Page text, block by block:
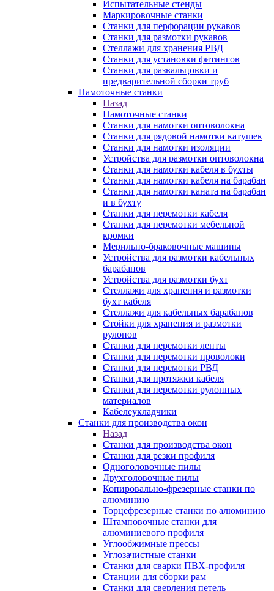
Испытательные стенды
Маркировочные станки
Станки для перфорации рукавов
Станки для размотки рукавов
Стеллажи для хранения РВД
Станки для установки фитингов
Станки для развальцовки и
предварительной сборки труб
Намоточные станки
Назад
Намоточные станки
Станки для намотки оптоволокна
Станки для рядовой намотки катушек
Станки для намотки изоляции
Устройства для размотки оптоволокна
Станки для намотки кабеля в бухты
Станки для намотки кабеля на барабан
Станки для намотки каната на барабан
и в бухту
Станки для перемотки кабеля
Станки для перемотки мебельной
кромки
Мерильно-браковочные машины
Устройства для размотки кабельных
барабанов
Устройства для размотки бухт
Стеллажи для хранения и размотки
бухт кабеля
Стеллажи для кабельных барабанов
Стойки для хранения и размотки
рулонов
Станки для перемотки ленты
Станки для перемотки проволоки
Станки для перемотки РВД
Станки для протяжки кабеля
Станки для перемотки рулонных
материалов
Кабелеукладчики
Станки для производства окон
Назад
Станки для производства окон
Станки для резки профиля
Одноголовочные пилы
Двухголовочные пилы
Копировально-фрезерные станки по
алюминию
Торцефрезерные станки по алюминию
Штамповочные станки для
алюминиевого профиля
Углообжимные прессы
Углозачистные станки
Станки для сварки ПВХ-профиля
Станции для сборки рам
Станки для сверления петель